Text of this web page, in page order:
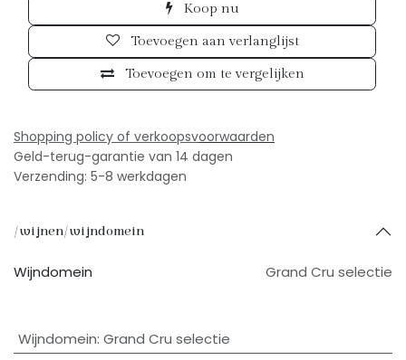
Koop nu
Toevoegen om te vergelijken
Toevoegen aan verlanglijst
Shopping policy of verkoopsvoorwaarden
Geld-terug-garantie van 14 dagen
Verzending: 5-8 werkdagen
/wijnen/wijndomein
Wijndomein Grand Cru selectie
Wijndomein: Grand Cru selectie